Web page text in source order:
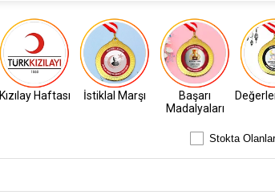
Kızılay Haftası İstiklal Marşı
Başarı
Madalyaları
Stokta Olanlar